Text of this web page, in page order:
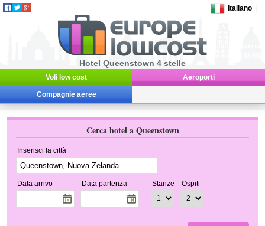
Italiano
Hotel Queenstown 4 stelle
Voli low cost Aeroporti
Compagnie aeree
Cerca hotel a Queenstown
Inserisci la città
Data arrivo Data partenza Stanze Ospiti